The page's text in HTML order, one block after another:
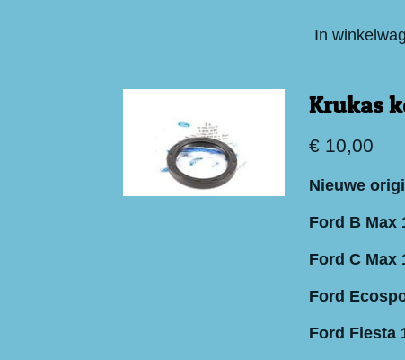
In
Krukas
€ 10,00
Nieuwe
Ford B Max
Ford C Max
Ford
Ford Fiesta